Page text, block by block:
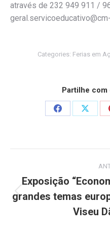
através de 232 949 911 /
Categories: Ferias em
Partilhe com
Share
Share
navigation
Exposição
grandes temas
Viseu